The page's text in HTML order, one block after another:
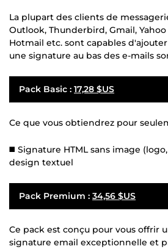
La plupart des clients de
Outlook, Thunderbird, Gmail,
Hotmail etc. sont capables
une signature au bas des e-mails
Pack Basic : 17,28 $US
Ce que vous obtiendrez pour
◼️ Signature HTML sans image
design textuel
Pack Premium : 34,56 $US
Ce pack est conçu pour vous offrir
signature email exceptionnelle et